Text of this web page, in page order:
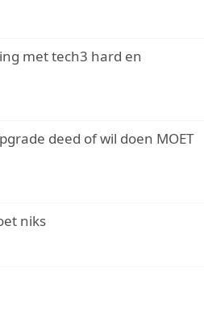
met tech3 hard en
deed of wil doen MOET
niks